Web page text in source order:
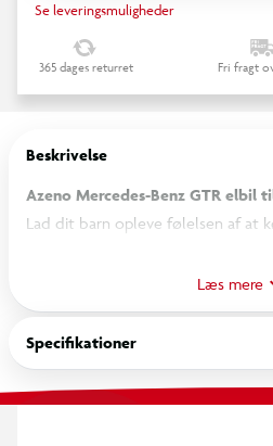
Se leveringsmuligheder
365 dages returret Fri fragt
Beskrivelse
Azeno Mercedes-Benz GTR elbil
Lad dit barn opleve følelsen af at
detaljeret miniatureversion af den
er udviklet på officiel licens fra
elegant design med høj kvalitet,
Den kraftige 12V motor giver en
Læs mere
Specifikationer